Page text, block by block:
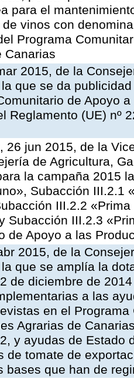
para el
vinos con
Programa
Canarias
2015, de la
que se da
de Apoyo
Reglamento (UE) nº
26 jun 2015, de la
de Agricultura,
la campaña 2015
Subacción III.2.1
III.2.2
Subacción III.2.3
de Apoyo a las
2015, de la
que se amplía la
de diciembre de
a las
en el
Agrarias de
y ayudas de Estado
de tomate de
bases que han de